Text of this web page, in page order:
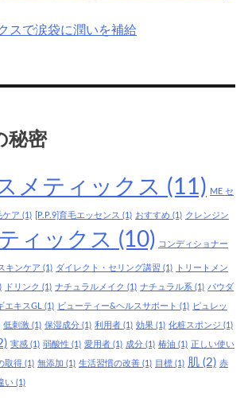
スで涙袋に潤いを補給
秘密
メティックス (11) ME セ
ケア (1) [P.P.9]育毛エッセンス (1) おすすめ (1) クレンジン
ィックス (10) コンディショナー
キンケア (1) ダイレクト・セリング講習 (1) トリートメン
ドリンク (1) ナチュラルメイク (1) ナチュラル系 (1) パウダ
エキスGL (1) ビューティー&ヘルスサポート (1) ピュレッ
低刺激 (1) 保湿成分 (1) 利用者 (1) 効果 (1) 化粧スポンジ (1)
実感 (1) 弱酸性 (1) 愛用者 (1) 成分 (1) 椿油 (1) 正しい使い
取得 (1) 無添加 (1) 生活習慣の改善 (1) 目標 (1) 肌 (2) 赤
い (1)